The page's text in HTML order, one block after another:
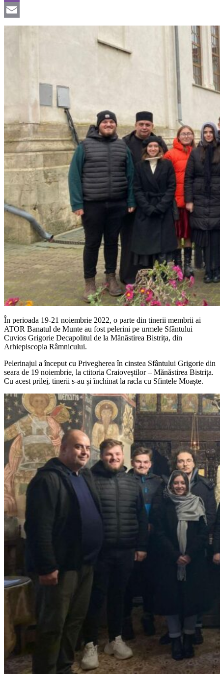
Viber
Email
În perioada 19-21 noiembrie 2022, o parte din tinerii membrii ai
ATOR Banatul de Munte au fost pelerini pe urmele Sfântului
Cuvios Grigorie Decapolitul de la Mănăstirea Bistrița, din
Arhiepiscopia Râmnicului.
Pelerinajul a început cu Privegherea în cinstea Sfântului Grigorie din
seara de 19 noiembrie, la ctitoria Craioveștilor – Mănăstirea Bistrița.
Cu acest prilej, tinerii s-au și închinat la racla cu Sfintele Moaște.